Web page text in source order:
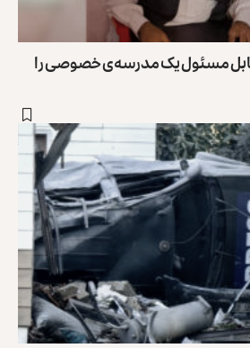
کابل مسئول یک مدرسه‌ی خصوصی را